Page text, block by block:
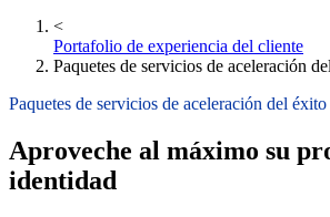
<
Portafolio de experiencia del cliente
Paquetes de servicios de aceleración
Paquetes de servicios de aceleración del éxito
Aproveche al máximo su
identidad